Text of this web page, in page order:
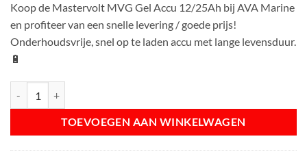
was:
€ 150,10.
is:
€ 127,25.
Koop de Mastervolt MVG Gel Accu 12/25Ah bij AVA Marine
en profiteer van een snelle levering / goede prijs!
Onderhoudsvrije, snel op te laden accu met lange levensduur.
🔋
TOEVOEGEN AAN WINKELWAGEN